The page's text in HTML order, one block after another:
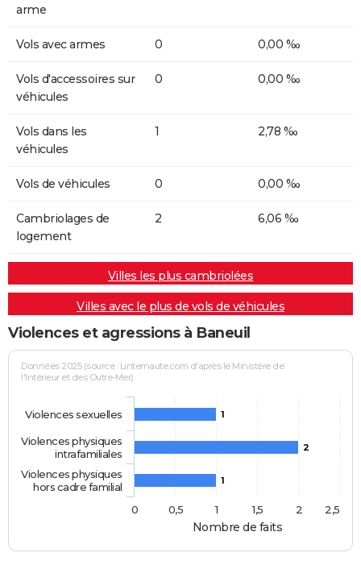
arme
Vols avec armes 0 0,00 ‰
Vols d'accessoires sur
véhicules
0 0,00 ‰
Vols dans les
véhicules
1 2,78 ‰
Vols de véhicules 0 0,00 ‰
Cambriolages de
logement
2 6,06 ‰
Villes les plus cambriolées
Villes avec le plus de vols de véhicules
Violences et agressions à Baneuil
Nombre de faits
Données 2025 (source : Linternaute.com d'après le Ministère de
l'Intérieur et des Outre-Mer)
1
2
1
Violences sexuelles
Violences physiques
intrafamiliales
Violences physiques
hors cadre familial
0
0,5 1 1,5 2 2,5